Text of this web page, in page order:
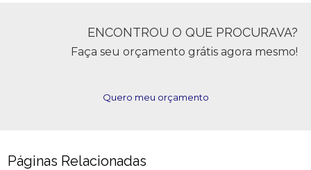
ENCONTROU O QUE PROCURAVA?
Faça seu orçamento grátis agora mesmo!
Quero meu orçamento
Páginas Relacionadas